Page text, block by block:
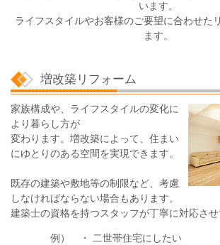
います。
ライフスタイルやお客様のご要望に合わせた
ます。
増改築リフォーム
家族構成や、ライフスタイルの変化に
より暮らし方が
変わります。増改築によって、住まい
にゆとりのある空間を実現できます。
既存の建築や敷地等の制限など、考慮
しなければならない場合もあります。
建築士の資格を持つスタッフが丁寧に対応させ
例） ・
二世帯住宅にしたい